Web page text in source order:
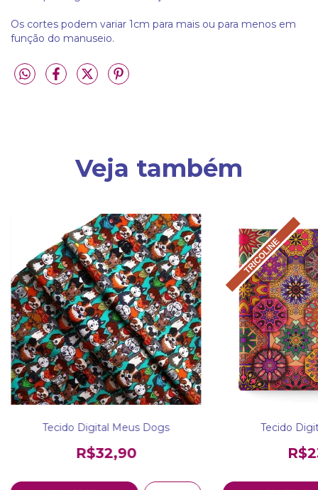
Os cortes podem variar 1cm para mais ou para menos em
função do manuseio.
Veja também
Tecido Digital Meus Dogs
R$32,90
Tecido